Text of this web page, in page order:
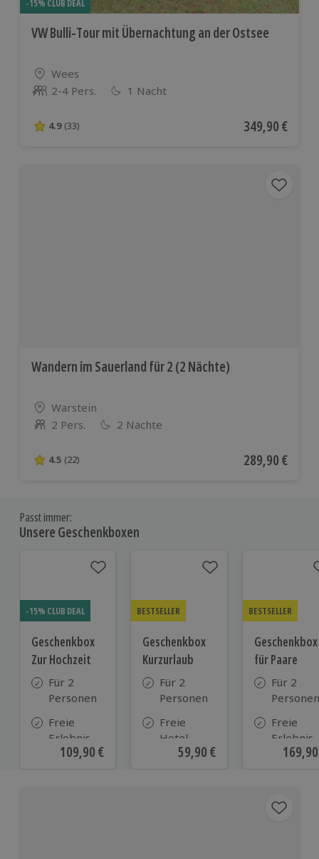
-15% CLUB DEAL
VW Bulli-Tour mit Übernachtung an der Ostsee
Standort
Wees
Anzahl der Teilnehmer
2-4 Pers. 1 Nacht
4.9 von 5 Sternen basierend auf 33 Bewertungen
4.9 (33) Aktueller Preis
349,90 €
Wandern im Sauerland für 2 (2 Nächte)
Standort
Warstein
Anzahl der Teilnehmer
2 Pers. 2 Nächte
4.5 von 5 Sternen basierend auf 22 Bewertungen
4.5 (22) Aktueller Preis
289,90 €
Passt immer:
Unsere Geschenkboxen
-15% CLUB DEAL
Geschenkbox
Zur Hochzeit
Für 2
Personen
Freie
Erlebnis-
Auswahl
Aktueller Preis
109,90 €
BESTSELLER
Geschenkbox
Kurzurlaub
Für 2
Personen
Freie
Hotel-
Auswahl
Aktueller Preis
59,90 €
BESTSELLER
Geschenkbox
für Paare
Für 2
Personen
Freie
Erlebnis-
Auswahl